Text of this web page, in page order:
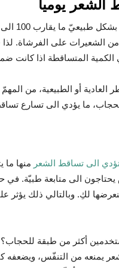
الشعر يومياً
الشعيرات على الفرشاة.
الكمية المتساقطة اذا كانت
أو الطبيعية، من
ما يؤدي الى تسارع
الى تساقط الشعر منها ما
الى متابعة طبيّة.
سنعرضها لكِ. وبالتالي ذلك
أكثر من طبقة
من التنفّس، ويضعفه